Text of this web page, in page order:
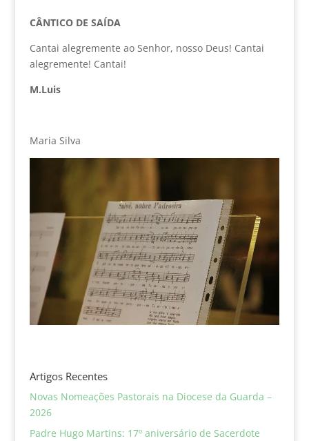
CÂNTICO DE SAÍDA
Cantai alegremente ao Senhor, nosso Deus! Cantai
alegremente! Cantai!
M.Luis
Maria Silva
Artigos Recentes
Novas Nomeações Pastorais na Diocese da Guarda –
2026
Padre Hugo Martins: 17º aniversário de Sacerdote